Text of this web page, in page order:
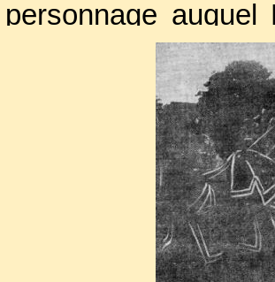
auquel
,
Sardou (1831-
personnage qui lui
incontestée du
interprète
Bernhardtun